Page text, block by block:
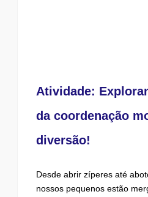
Atividade:
da coordenação
diversão!
Desde abrir zíperes até
nossos pequenos estão